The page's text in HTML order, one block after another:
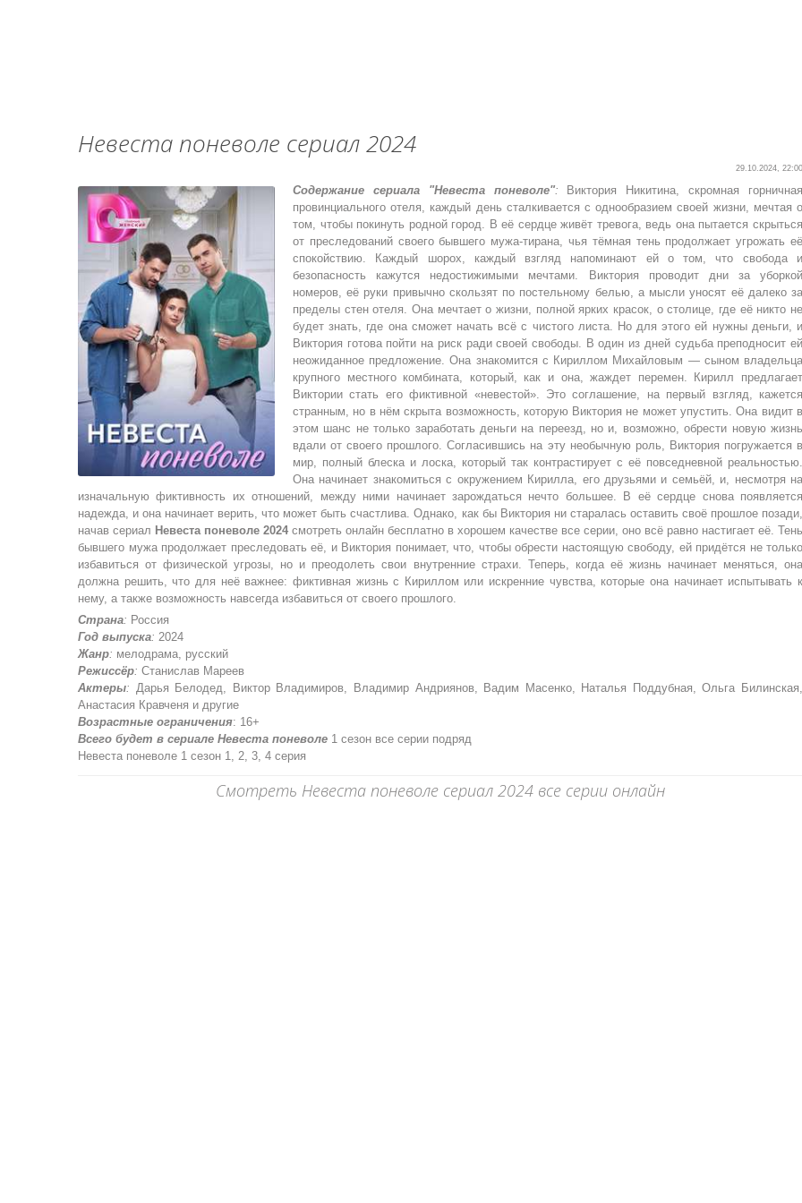
Невеста поневоле сериал 2024
29.10.2024, 22:00
Содержание сериала "Невеста поневоле": Виктория Никитина, скромная горничная
провинциального отеля, каждый день сталкивается с однообразием своей жизни, мечтая о
том, чтобы покинуть родной город. В её сердце живёт тревога, ведь она пытается скрыться
от преследований своего бывшего мужа-тирана, чья тёмная тень продолжает угрожать её
спокойствию. Каждый шорох, каждый взгляд напоминают ей о том, что свобода и
безопасность кажутся недостижимыми мечтами. Виктория проводит дни за уборкой
номеров, её руки привычно скользят по постельному белью, а мысли уносят её далеко за
пределы стен отеля. Она мечтает о жизни, полной ярких красок, о столице, где её никто не
будет знать, где она сможет начать всё с чистого листа. Но для этого ей нужны деньги, и
Виктория готова пойти на риск ради своей свободы. В один из дней судьба преподносит ей
неожиданное предложение. Она знакомится с Кириллом Михайловым — сыном владельца
крупного местного комбината, который, как и она, жаждет перемен. Кирилл предлагает
Виктории стать его фиктивной «невестой». Это соглашение, на первый взгляд, кажется
странным, но в нём скрыта возможность, которую Виктория не может упустить. Она видит в
этом шанс не только заработать деньги на переезд, но и, возможно, обрести новую жизнь
вдали от своего прошлого. Согласившись на эту необычную роль, Виктория погружается в
мир, полный блеска и лоска, который так контрастирует с её повседневной реальностью.
Она начинает знакомиться с окружением Кирилла, его друзьями и семьёй, и, несмотря на
изначальную фиктивность их отношений, между ними начинает зарождаться нечто большее. В её сердце снова появляется
надежда, и она начинает верить, что может быть счастлива. Однако, как бы Виктория ни старалась оставить своё прошлое позади,
начав сериал Невеста поневоле 2024 смотреть онлайн бесплатно в хорошем качестве все серии, оно всё равно настигает её. Тень
бывшего мужа продолжает преследовать её, и Виктория понимает, что, чтобы обрести настоящую свободу, ей придётся не только
избавиться от физической угрозы, но и преодолеть свои внутренние страхи. Теперь, когда её жизнь начинает меняться, она
должна решить, что для неё важнее: фиктивная жизнь с Кириллом или искренние чувства, которые она начинает испытывать к
нему, а также возможность навсегда избавиться от своего прошлого.
Страна: Россия
Год выпуска: 2024
Жанр: мелодрама, русский
Режиссёр: Станислав Мареев
Актеры: Дарья Белодед, Виктор Владимиров, Владимир Андриянов, Вадим Масенко, Наталья Поддубная, Ольга Билинская,
Анастасия Кравченя и другие
Возрастные ограничения: 16+
Всего будет в сериале Невеста поневоле 1 сезон все серии подряд
Невеста поневоле 1 сезон 1, 2, 3, 4 серия
Смотреть Невеста поневоле сериал 2024 все серии онлайн